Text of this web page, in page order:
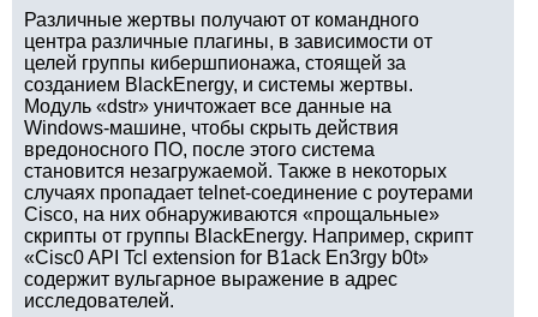
Различные жертвы получают от командного
центра различные плагины, в зависимости от
целей группы кибершпионажа, стоящей за
созданием BlackEnergy, и системы жертвы.
Модуль «dstr» уничтожает все данные на
Windows-машине, чтобы скрыть действия
вредоносного ПО, после этого система
становится незагружаемой. Также в некоторых
случаях пропадает telnet-соединение с роутерами
Cisco, на них обнаруживаются «прощальные»
скрипты от группы BlackEnergy. Например, скрипт
«Cisc0 API Tcl extension for B1ack En3rgy b0t»
содержит вульгарное выражение в адрес
исследователей.